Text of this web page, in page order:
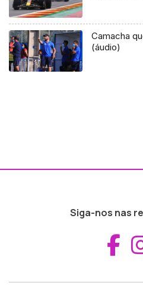
Camacha
(áudio)
Siga-nos nas